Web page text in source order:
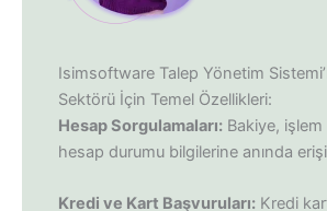
Isimsoftware Talep Yönetim
Sektörü İçin Temel Özellikleri:
Hesap Sorgulamaları:Bakiye, işlem
hesap durumu bilgilerine anında
Kredi ve Kart Başvuruları:Kredi